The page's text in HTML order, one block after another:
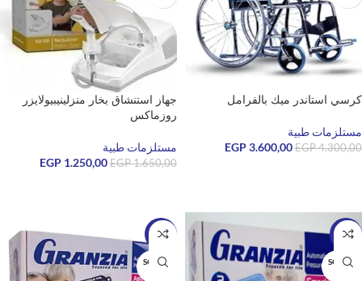
كرسي استاندر ميك بالفرامل
مستلزمات طبية
EGP4.300,00
EGP3.600,00
جهاز استنشاق بخار منزلينيبيولايزر
روزماكس
مستلزمات طبية
EGP1.650,00
EGP 1.250,00
-9%
SOLD O
-24%
SOLD O